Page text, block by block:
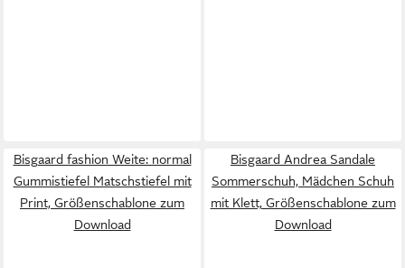
Bisgaard fashion Weite: normal
Gummistiefel Matschstiefel mit
Print, Größenschablone zum
Download
Bisgaard Andrea Sandale
Sommerschuh, Mädchen Schuh
mit Klett, Größenschablone zum
Download